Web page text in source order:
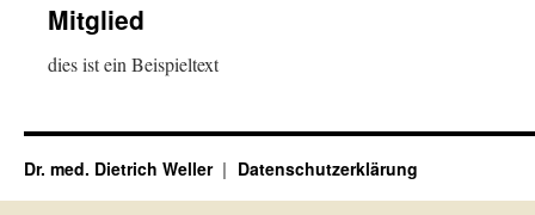
Mitglied
dies ist ein Beispieltext
Dr. med. Dietrich Weller Datenschutzerklärung